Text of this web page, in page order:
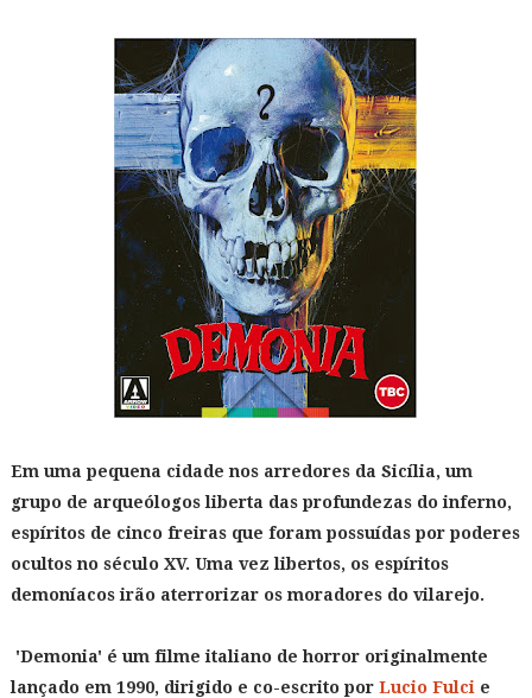
Em uma pequena cidade nos arredores da Sicília, um
grupo de arqueólogos liberta das profundezas do inferno,
espíritos de cinco freiras que foram possuídas por poderes
ocultos no século XV. Uma vez libertos, os espíritos
demoníacos irão aterrorizar os moradores do vilarejo.
'Demonia' é um filme italiano de horror originalmente
lançado em 1990, dirigido e co-escrito por Lucio Fulci e